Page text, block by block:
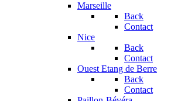
Marseille
Back
Contact
Nice
Back
Contact
Ouest Etang de Berre
Back
Contact